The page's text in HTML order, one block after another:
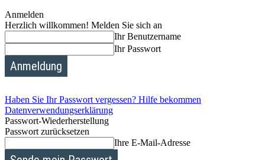
Anmelden
Herzlich willkommen! Melden Sie sich an
Ihr Benutzername
Ihr Passwort
Haben Sie Ihr Passwort vergessen? Hilfe bekommen
Datenverwendungserklärung
Passwort-Wiederherstellung
Passwort zurücksetzen
Ihre E-Mail-Adresse